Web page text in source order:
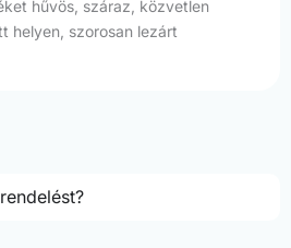
hűvös, száraz, közvetlen
helyen, szorosan lezárt